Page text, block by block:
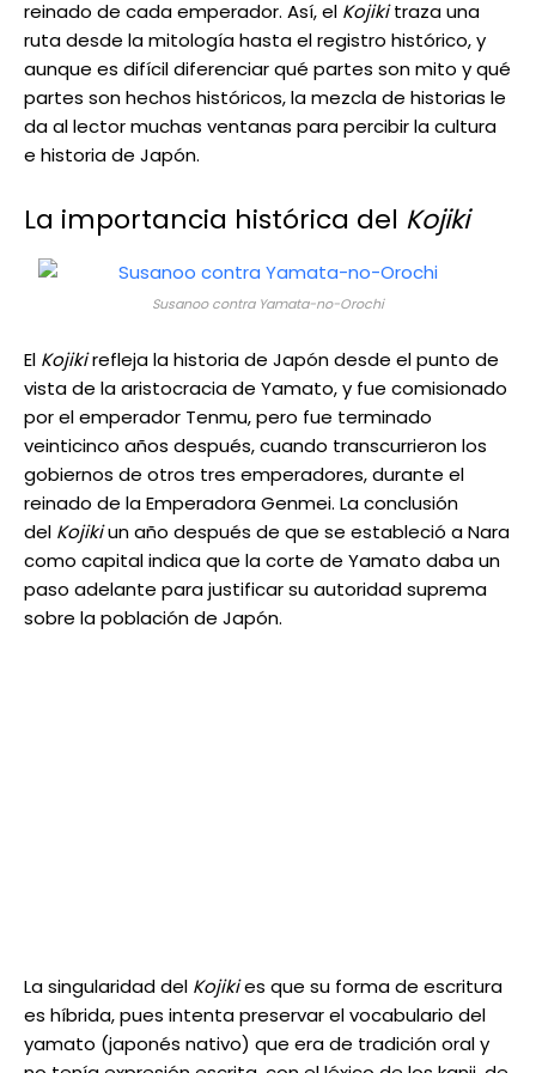
reinado de cada emperador. Así, el Kojikitraza una
ruta desde la mitología hasta el registro histórico, y
aunque es difícil diferenciar qué partes son mito y qué
partes son hechos históricos, la mezcla de historias le
da al lector muchas ventanas para percibir la cultura
e historia de Japón.
La importancia histórica del Kojiki
Susanoo contra Yamata-no-Orochi
El Kojikirefleja la historia de Japón desde el punto de
vista de la aristocracia de Yamato, y fue comisionado
por el emperador Tenmu, pero fue terminado
veinticinco años después, cuando transcurrieron los
gobiernos de otros tres emperadores, durante el
reinado de la Emperadora Genmei. La conclusión
del Kojikiun año después de que se estableció a Nara
como capital indica que la corte de Yamato daba un
paso adelante para justificar su autoridad suprema
sobre la población de Japón.
La singularidad del Kojikies que su forma de escritura
es híbrida, pues intenta preservar el vocabulario del
yamato (japonés nativo) que era de tradición oral y